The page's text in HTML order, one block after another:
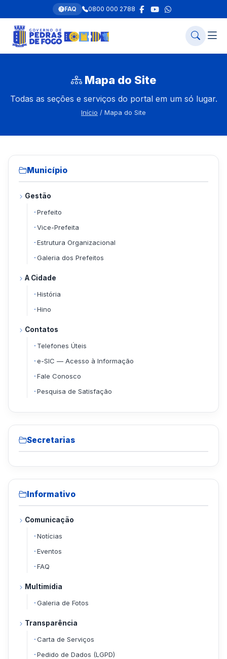
FAQ 0800 000 2788
Mapa do Site
Todas as seções e serviços do portal em um só lugar.
Início / Mapa do Site
Município
Gestão
Prefeito
Vice-Prefeita
Estrutura Organizacional
Galeria dos Prefeitos
A Cidade
História
Hino
Contatos
Telefones Úteis
e-SIC — Acesso à Informação
Fale Conosco
Pesquisa de Satisfação
Secretarias
Informativo
Comunicação
Notícias
Eventos
FAQ
Multimídia
Galeria de Fotos
Transparência
Carta de Serviços
Pedido de Dados (LGPD)